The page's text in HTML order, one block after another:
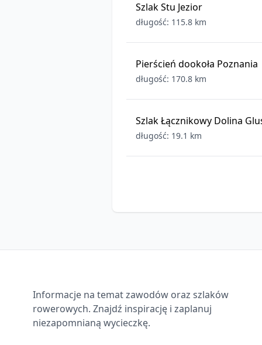
Szlak Stu Jezior
długość: 115.8 km
Pierścień dookoła Poznania
długość: 170.8 km
Szlak Łącznikowy Dolina
długość: 19.1 km
długość: 102.4 km
Informacje na temat zawodów oraz szlaków
rowerowych. Znajdź inspirację i zaplanuj
niezapomnianą wycieczkę.